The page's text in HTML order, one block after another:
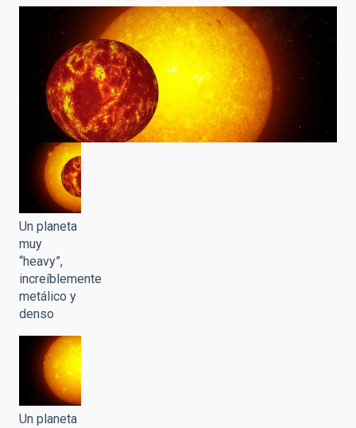
Un planeta
muy
“heavy”,
increíblemente
metálico y
denso
Un planeta